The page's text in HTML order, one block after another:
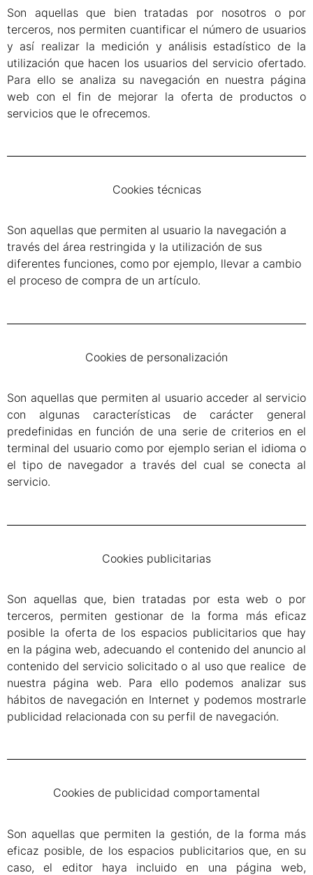
Son aquellas que bien tratadas por nosotros o por
terceros, nos permiten cuantificar el número de usuarios
y así realizar la medición y análisis estadístico de la
utilización que hacen los usuarios del servicio ofertado.
Para ello se analiza su navegación en nuestra página
web con el fin de mejorar la oferta de productos o
servicios que le ofrecemos.
Cookies técnicas
Son aquellas que permiten al usuario la navegación a
través del área restringida y la utilización de sus
diferentes funciones, como por ejemplo, llevar a cambio
el proceso de compra de un artículo.
Cookies de personalización
Son aquellas que permiten al usuario acceder al servicio
con algunas características de carácter general
predefinidas en función de una serie de criterios en el
terminal del usuario como por ejemplo serian el idioma o
el tipo de navegador a través del cual se conecta al
servicio.
Cookies publicitarias
Son aquellas que, bien tratadas por esta web o por
terceros, permiten gestionar de la forma más eficaz
posible la oferta de los espacios publicitarios que hay
en la página web, adecuando el contenido del anuncio al
contenido del servicio solicitado o al uso que realice de
nuestra página web. Para ello podemos analizar sus
hábitos de navegación en Internet y podemos mostrarle
publicidad relacionada con su perfil de navegación.
Cookies de publicidad comportamental
Son aquellas que permiten la gestión, de la forma más
eficaz posible, de los espacios publicitarios que, en su
caso, el editor haya incluido en una página web,